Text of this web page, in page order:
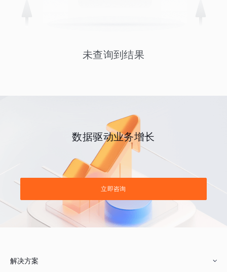
未查询到结果
数据驱动业务增长
立即咨询
解决方案